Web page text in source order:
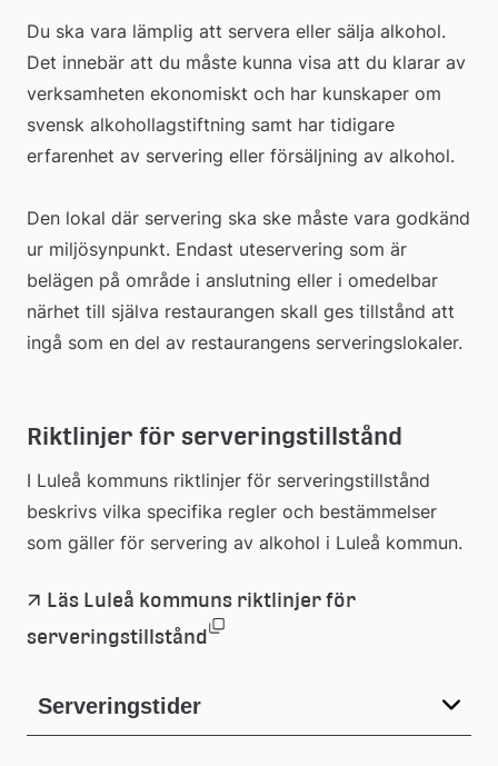
Du ska vara lämplig att servera eller sälja alkohol.
Det innebär att du måste kunna visa att du klarar av
verksamheten ekonomiskt och har kunskaper om
svensk alkohollagstiftning samt har tidigare
erfarenhet av servering eller försäljning av alkohol.
Den lokal där servering ska ske måste vara godkänd
ur miljösynpunkt. Endast uteservering som är
belägen på område i anslutning eller i omedelbar
närhet till själva restaurangen skall ges tillstånd att
ingå som en del av restaurangens serveringslokaler.
Riktlinjer för serveringstillstånd
I Luleå kommuns riktlinjer för serveringstillstånd
beskrivs vilka specifika regler och bestämmelser
som gäller för servering av alkohol i Luleå kommun.
Läs Luleå kommuns riktlinjer för
serveringstillstånd
(pdf, 845.2 kb, öppnas i nytt
ett
Serveringstider